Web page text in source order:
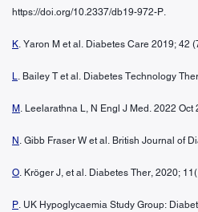
https://doi.org/10.2337/db19-972-P.
K. Yaron M et al. Diabetes Care 2019; 42
L. Bailey T et al. Diabetes Technology
M . Leelarathna L, N Engl J Med. 2022
N . Gibb Fraser W et al. British Journal of
O. Kröger J, et al. Diabetes Ther, 2020;
P. UK Hypoglycaemia Study Group: